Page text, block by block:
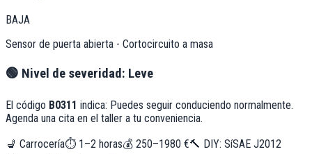
BAJA
Sensor de puerta abierta - Cortocircuito a masa
🟢 Nivel de severidad: Leve
El código B0311 indica: Puedes seguir conduciendo normalmente.
Agenda una cita en el taller a tu conveniencia.
💺 Carrocería⏱ 1–2 horas💰 250–1980 €🔨 DIY: SíSAE J2012